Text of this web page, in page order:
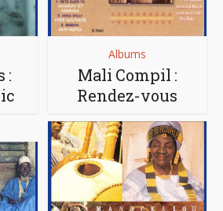
:
Albums
Mali Compil :
Rendez-vous